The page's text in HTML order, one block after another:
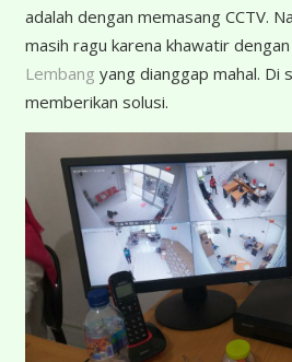
adalah dengan memasang CCTV.
masih ragu karena khawatir dengan
Lembang yang dianggap mahal. Di
memberikan solusi.